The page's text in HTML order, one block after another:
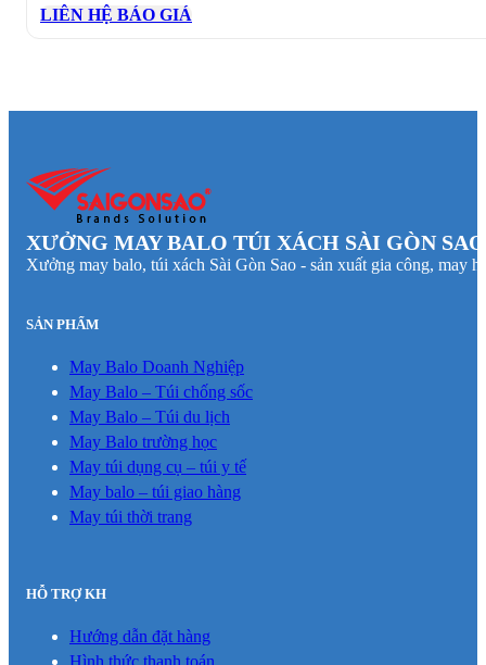
LIÊN HỆ BÁO GIÁ
XƯỞNG MAY BALO TÚI XÁCH SÀI GÒN
Xưởng may balo, túi xách Sài Gòn Sao - sản xuất gia công, may
SẢN PHẨM
May Balo Doanh Nghiệp
May Balo – Túi chống sốc
May Balo – Túi du lịch
May Balo trường học
May túi dụng cụ – túi y tế
May balo – túi giao hàng
May túi thời trang
HỖ TRỢ KH
Hướng dẫn đặt hàng